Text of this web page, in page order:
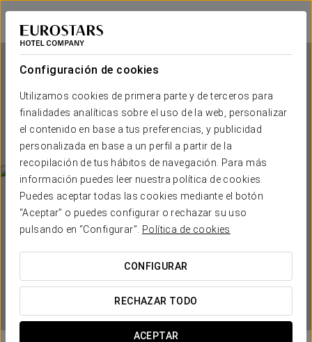
Configuración de cookies
Utilizamos cookies de primera parte y de terceros para
finalidades analíticas sobre el uso de la web, personalizar
el contenido en base a tus preferencias, y publicidad
personalizada en base a un perfil a partir de la
recopilación de tus hábitos de navegación. Para más
información puedes leer nuestra política de cookies.
Puedes aceptar todas las cookies mediante el botón
“Aceptar” o puedes configurar o rechazar su uso
pulsando en “Configurar”.
Política de cookies
CONFIGURAR
RECHAZAR TODO
ACEPTAR
Eurostars Hotel de la Reconquista
OVIEDO
Eurostars Hotel de la
Reconquista
OVIEDO
¿CUÁNDO QUIERES IR?